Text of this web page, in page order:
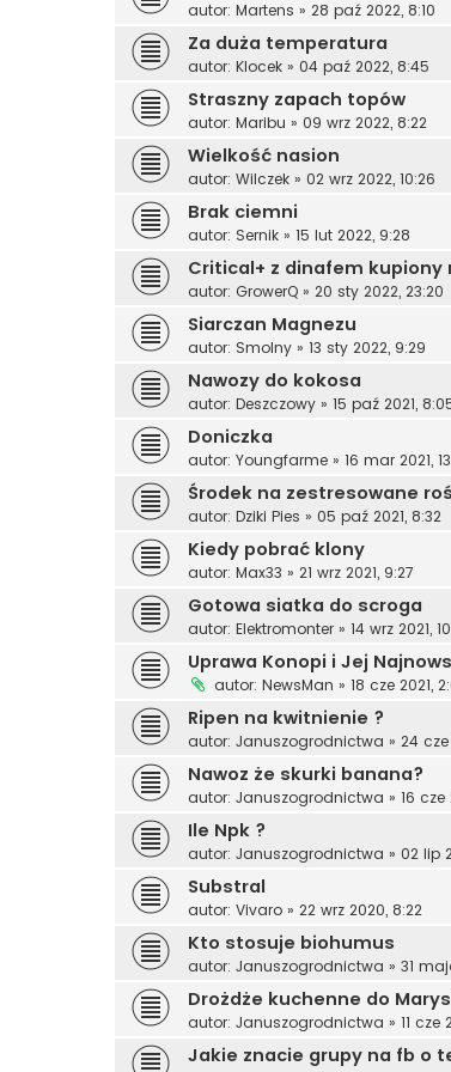
autor: Martens » 28 paź 2022, 8:10
Za duża temperatura
autor: Klocek » 04 paź 2022, 8:45
Straszny zapach topów
autor: Maribu » 09 wrz 2022, 8:22
Wielkość nasion
autor: Wilczek » 02 wrz 2022, 10:26
Brak ciemni
autor: Sernik » 15 lut 2022, 9:28
Critical+ z dinafem kupiony
autor: GrowerQ » 20 sty 2022, 23:20
Siarczan Magnezu
autor: Smolny » 13 sty 2022, 9:29
Nawozy do kokosa
autor: Deszczowy » 15 paź 2021,
Doniczka
autor: Youngfarme » 16 mar 2021,
Środek na zestresowane
autor: Dziki Pies » 05 paź 2021, 8:32
Kiedy pobrać klony
autor: Max33 » 21 wrz 2021, 9:27
Gotowa siatka do scroga
autor: Elektromonter » 14 wrz 2021,
Uprawa Konopi i Jej
autor: NewsMan » 18 cze 2021,
Ripen na kwitnienie ?
autor: Januszogrodnictwa » 24 cze
Nawoz że skurki banana?
autor: Januszogrodnictwa » 16 cze
Ile Npk ?
autor: Januszogrodnictwa » 02 lip
Substral
autor: Vivaro » 22 wrz 2020, 8:22
Kto stosuje biohumus
autor: Januszogrodnictwa » 31
Drożdże kuchenne do
autor: Januszogrodnictwa » 11 cze
Jakie znacie grupy na fb o